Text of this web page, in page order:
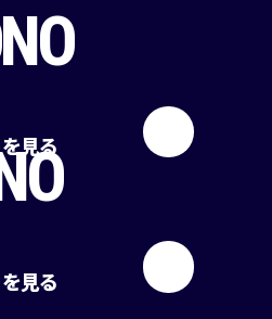
見る
見る